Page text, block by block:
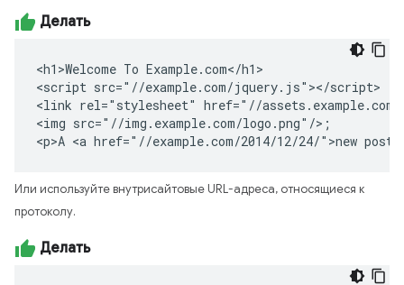
Делать
<h1>Welcome To Example.com</h1>
<script src="//example.com/jquery.js"></script>
<link rel="stylesheet" href="//
<img src="//img.example.com/logo.png"/>;
<p>A <a href="//example.com/2014/12/24/">new post
Или используйте внутрисайтовые URL-адреса, относящиеся к
протоколу.
Делать